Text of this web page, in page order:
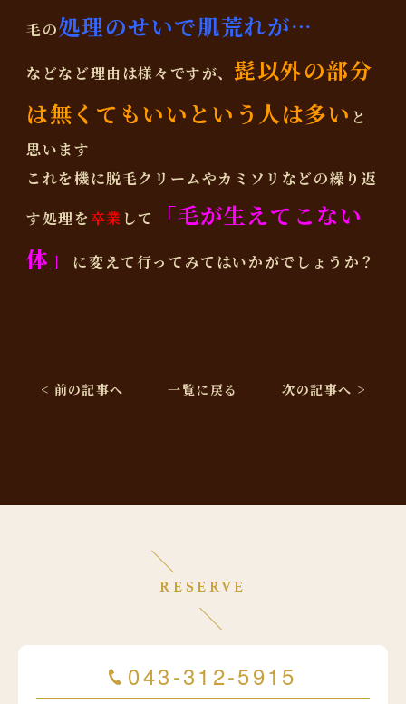
毛の処理のせいで肌荒れが…
などなど理由は様々ですが、 髭以外の部分
は無くてもいいという人は多い と
思います
これを機に脱毛クリームやカミソリなどの繰り返
す処理を卒業 して
「毛が生えてこない
体」
に変えて行ってみてはいかがでしょうか？
< 前の記事へ 一覧に戻る 次の記事へ >
RESERVE
043-312-5915